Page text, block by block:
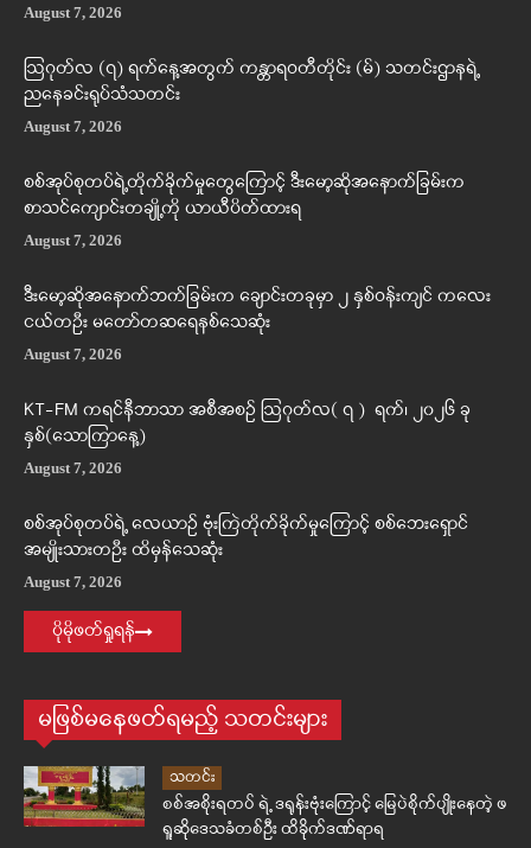
August 7, 2026
ဩဂုတ်လ (၇) ရက်နေ့အတွက် ကန္တာရဝတီတိုင်း (မ်) သတင်းဌာနရဲ့
ညနေခင်းရုပ်သံသတင်း
August 7, 2026
စစ်အုပ်စုတပ်ရဲ့တိုက်ခိုက်မှုတွေကြောင့် ဒီးမော့ဆိုအနောက်ခြမ်းက
စာသင်ကျောင်းတချို့ကို ယာယီပိတ်ထားရ
August 7, 2026
ဒီးမော့ဆိုအနောက်ဘက်ခြမ်းက ချောင်းတခုမှာ ၂ နှစ်ဝန်းကျင် ကလေး
ငယ်တဦး မတော်တဆရေနစ်သေဆုံး
August 7, 2026
KT-FM ကရင်နီဘာသာ အစီအစဉ် ဩဂုတ်လ( ၇ ) ရက်၊ ၂၀၂၆ ခု
နှစ်(သောကြာနေ့)
August 7, 2026
စစ်အုပ်စုတပ်ရဲ့ လေယာဉ် ဗုံးကြဲတိုက်ခိုက်မှုကြောင့် စစ်ဘေးရှောင်
အမျိုးသားတဦး ထိမှန်သေဆုံး
August 7, 2026
ပိုမိုဖတ်ရှုရန်
မဖြစ်မနေဖတ်ရမည့် သတင်းများ
သတင်း
စစ်အစိုးရတပ် ရဲ့ ဒရုန်းဗုံးကြောင့် မြေပဲစိုက်ပျိုးနေတဲ့ ဖ
ရူဆိုဒေသခံတစ်ဦး ထိခိုက်ဒဏ်ရာရ